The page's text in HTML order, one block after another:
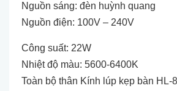
Nguồn sáng: đèn huỳnh quang
Nguồn điện: 100V – 240V
Công suất: 22W
Nhiệt độ màu: 5600-6400K
Toàn bộ thân Kính lúp kẹp bàn